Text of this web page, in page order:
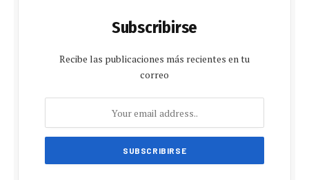
Subscribirse
Recibe las publicaciones más recientes en tu
correo